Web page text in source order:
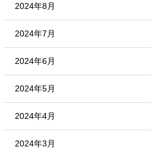
2024年8月
2024年7月
2024年6月
2024年5月
2024年4月
2024年3月